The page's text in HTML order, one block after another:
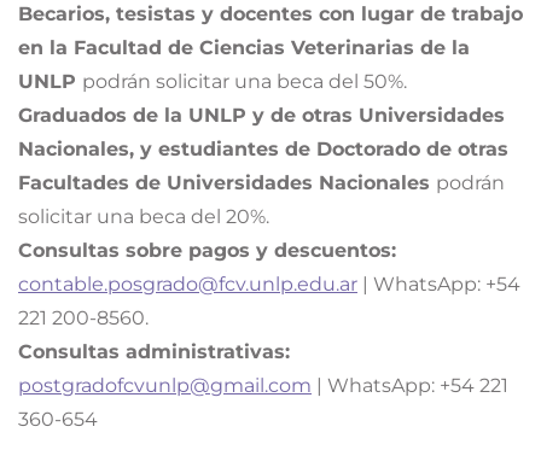
Becarios, tesistas y docentes con lugar de trabajo
en la Facultad de Ciencias Veterinarias de la
UNLP podrán solicitar una beca del 50%.
Graduados de la UNLP y de otras Universidades
Nacionales, y estudiantes de Doctorado de otras
Facultades de Universidades Nacionales podrán
solicitar una beca del 20%.
Consultas sobre pagos y descuentos:
contable.posgrado@fcv.unlp.edu.ar | WhatsApp: +54
221 200-8560.
Consultas administrativas:
postgradofcvunlp@gmail.com | WhatsApp: +54 221
360-654